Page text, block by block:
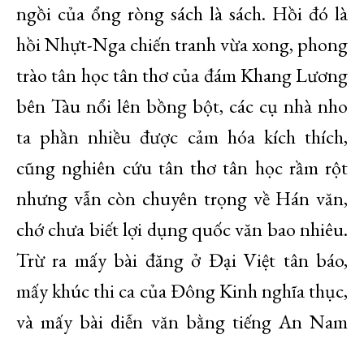
ngồi của ổng ròng sách là sách. Hồi đó là
hồi Nhựt-Nga chiến tranh vừa xong, phong
trào tân học tân thơ của đám Khang Lương
bên Tàu nổi lên bồng bột, các cụ nhà nho
ta phần nhiều được cảm hóa kích thích,
cũng nghiên cứu tân thơ tân học rầm rột
nhưng vẫn còn chuyên trọng về Hán văn,
chớ chưa biết lợi dụng quốc văn bao nhiêu.
Trừ ra mấy bài đăng ở Đại Việt tân báo,
mấy khúc thi ca của Đông Kinh nghĩa thục,
và mấy bài diễn văn bằng tiếng An Nam